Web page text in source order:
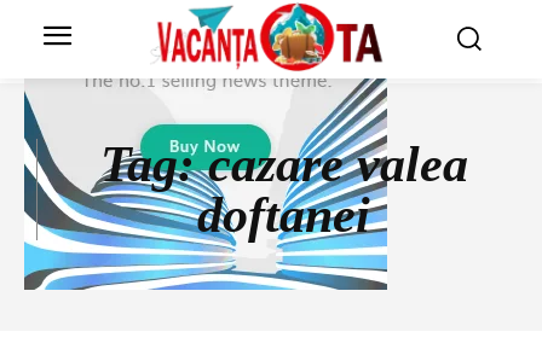
Tag:cazare valea
doftanei